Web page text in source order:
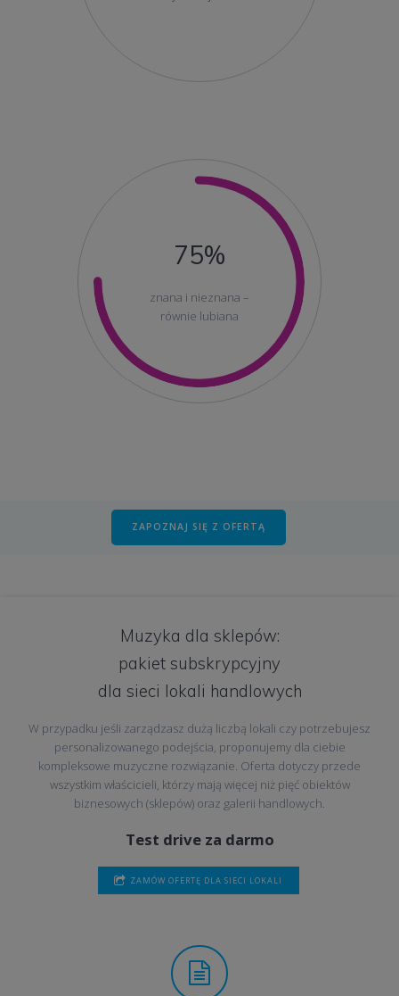
75%
znana i nieznana –
równie lubiana
ZAPOZNAJ SIĘ Z OFERTĄ
Muzyka dla sklepów:
pakiet subskrypcyjny
dla sieci lokali handlowych
W przypadku jeśli zarządzasz dużą liczbą lokali czy potrzebujesz
personalizowanego podejścia, proponujemy dla ciebie
kompleksowe muzyczne rozwiązanie. Oferta dotyczy przede
wszystkim właścicieli, którzy mają więcej niż pięć obiektów
biznesowych (sklepów) oraz galerii handlowych.
Test drive za darmo
ZAMÓW OFERTĘ DLA SIECI LOKALI